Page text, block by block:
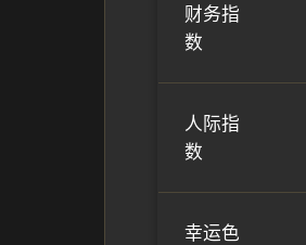
财务指
数
人际指
数
幸运色